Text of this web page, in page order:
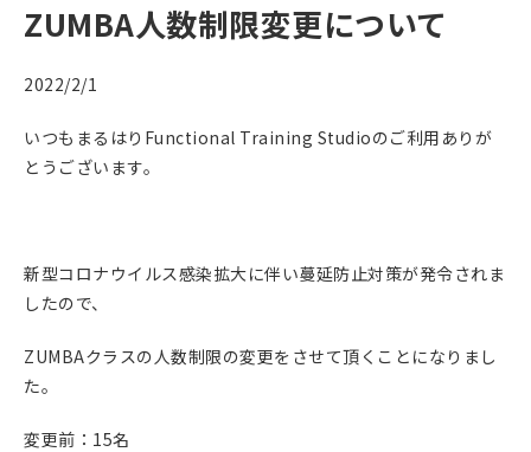
ZUMBA人数制限変更について
2022/2/1
いつもまるはりFunctional Training Studioのご利用ありが
とうございます。
新型コロナウイルス感染拡大に伴い蔓延防止対策が発令されま
したので、
ZUMBAクラスの人数制限の変更をさせて頂くことになりまし
た。
変更前：15名